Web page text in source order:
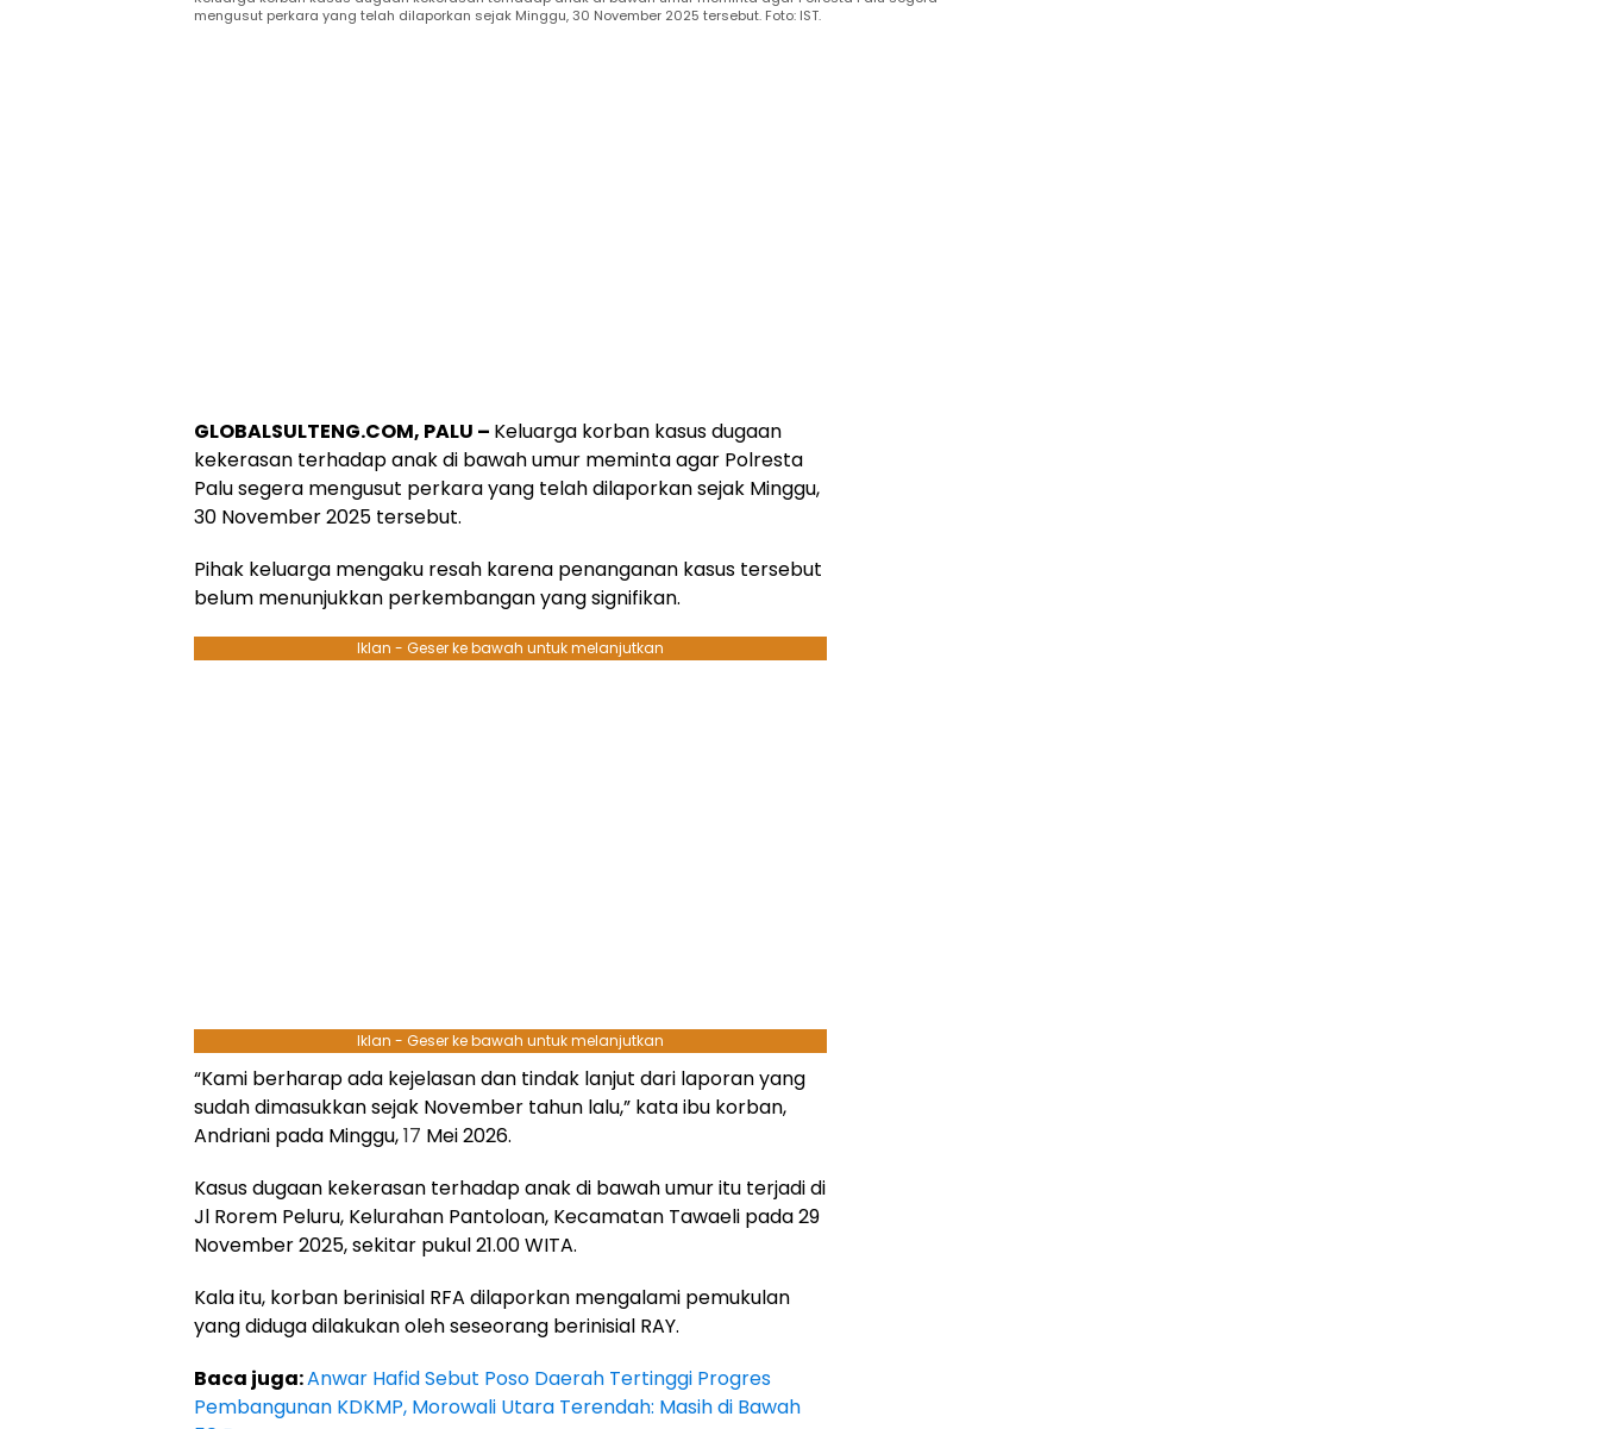
mengusut perkara yang telah dilaporkan sejak Minggu, 30 November 2025 tersebut. Foto: IST.
GLOBALSULTENG.COM, PALU – Keluarga korban kasus dugaan
kekerasan terhadap anak di bawah umur meminta agar Polresta
Palu segera mengusut perkara yang telah dilaporkan sejak Minggu,
30 November 2025 tersebut.
Pihak keluarga mengaku resah karena penanganan kasus tersebut
belum menunjukkan perkembangan yang signifikan.
Iklan - Geser ke bawah untuk melanjutkan
Iklan - Geser ke bawah untuk melanjutkan
“Kami berharap ada kejelasan dan tindak lanjut dari laporan yang
sudah dimasukkan sejak November tahun lalu,” kata ibu korban,
Andriani pada Minggu,17 Mei 2026.
Kasus dugaan kekerasan terhadap anak di bawah umur itu terjadi di
Jl Rorem Peluru, Kelurahan Pantoloan, Kecamatan Tawaeli pada 29
November 2025, sekitar pukul 21.00 WITA.
Kala itu, korban berinisial RFA dilaporkan mengalami pemukulan
yang diduga dilakukan oleh seseorang berinisial RAY.
Baca juga:Anwar Hafid Sebut Poso Daerah Tertinggi Progres
Pembangunan KDKMP, Morowali Utara Terendah: Masih di Bawah